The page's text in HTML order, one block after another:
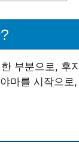
부분으로, 후
마를 시작으